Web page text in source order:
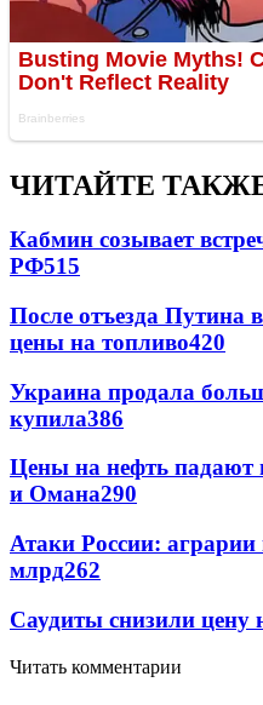
ЧИТАЙТЕ
Кабмин созывает
РФ515
После отъезда Путина
цены на топливо420
Украина продала
купила386
Цены на нефть падают
и Омана290
Атаки России: аграрии
млрд262
Саудиты снизили цену
Читать комментарии